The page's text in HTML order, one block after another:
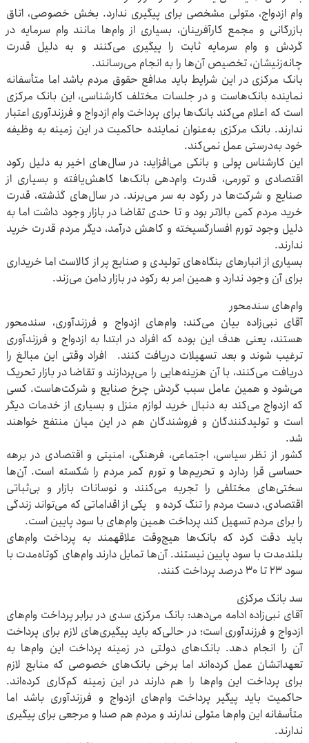
وام ازدواج، متولی مشخصی برای پیگیری ندارد. بخش خصوصی، اتاق
بازرگانی و مجمع کارآفرینان، بسیاری از وام‌ها مانند وام سرمایه در
گردش و وام سرمایه ثابت را پیگیری می‌کنند و به دلیل قدرت
چانه‌زنیشان، تخصیص آن‌ها را به انجام می‌رسانند.
بانک مرکزی در این شرایط باید مدافع حقوق مردم باشد اما متأسفانه
نماینده بانک‌هاست و در جلسات مختلف کارشناسی، این بانک مرکزی
است که اعلام می‌کند بانک‌ها برای پرداخت وام ازدواج و فرزندآوری اعتبار
ندارند. بانک مرکزی به‌عنوان نماینده حاکمیت در این زمینه به وظیفه
خود به‌درستی عمل نمی‌کند.
این کارشناس پولی و بانکی می‌افزاید: در سال‌های اخیر به دلیل رکود
اقتصادی و تورمی، قدرت وام‌دهی بانک‌ها کاهش‌یافته و بسیاری از
صنایع و شرکت‌ها در رکود به سر می‌برند. در سال‌های گذشته، قدرت
خرید مردم کمی بالاتر بود و تا حدی تقاضا در بازار وجود داشت اما به
دلیل وجود تورم افسارگسیخته و کاهش درآمد، دیگر مردم قدرت خرید
ندارند.
بسیاری از انبارهای بنگاه‌های تولیدی و صنایع پر از کالاست اما خریداری
برای آن وجود ندارد و همین امر به رکود در بازار دامن می‌زند.
وام‌‎های سندمحور
آقای نبی‌زاده بیان می‌کند: وام‌های ازدواج و فرزندآوری، سندمحور
هستند، یعنی هدف این بوده که افراد در ابتدا به ازدواج و فرزندآوری
ترغیب شوند و بعد تسهیلات دریافت کنند. افراد وقتی این مبالغ را
دریافت می‌کنند، با آن هزینه‌هایی را می‌پردازند و تقاضا در بازار تحریک
می‌شود و همین عامل سبب گردش چرخ صنایع و شرکت‌هاست. کسی
که ازدواج می‌کند به دنبال خرید لوازم منزل و بسیاری از خدمات دیگر
است و تولیدکنندگان و فروشندگان هم در این میان منتفع خواهند
شد.
کشور از نظر سیاسی، اجتماعی، فرهنگی، امنیتی و اقتصادی در برهه‌
حساسی قرا ردارد و تحریم‌ها و تورم کمر مردم را شکسته است. آن‌ها
سختی‌های مختلفی را تجربه می‌کنند و نوسانات بازار و بی‌ثباتی
اقتصادی، دست مردم را تنگ کرده و یکی از اقداماتی که می‌تواند زندگی
را برای مردم تسهیل کند پرداخت همین وام‌های با سود پایین است.
باید دقت کرد که بانک‌ها هیچ‌وقت علاقه‎مند به پرداخت وام‌های
بلندمدت با سود پایین نیستند. آن‌ها تمایل دارند وام‌های کوتاه‌مدت با
سود ۲۳ تا ۳۰ درصد پرداخت کنند.
سد بانک مرکزی
آقای نبی‌زاده ادامه می‌دهد: بانک مرکزی سدی در برابر پرداخت وام‌های
ازدواج و فرزندآوری است؛ در حالی‌که باید پیگیری‌های لازم برای پرداخت
آن را انجام دهد. بانک‌های دولتی در زمینه پرداخت این وام‌ها به
تعهداتشان عمل کرده‌اند اما برخی بانک‌های خصوصی که منابع لازم
برای پرداخت این وام‌ها را هم دارند در این زمینه کم‌کاری کرده‌اند.
حاکمیت باید پیگیر پرداخت وام‌های ازدواج و فرزندآوری باشد اما
متأسفانه این وام‌ها متولی ندارند و مردم هم‌ صدا و مرجعی برای پیگیری
ندارند.